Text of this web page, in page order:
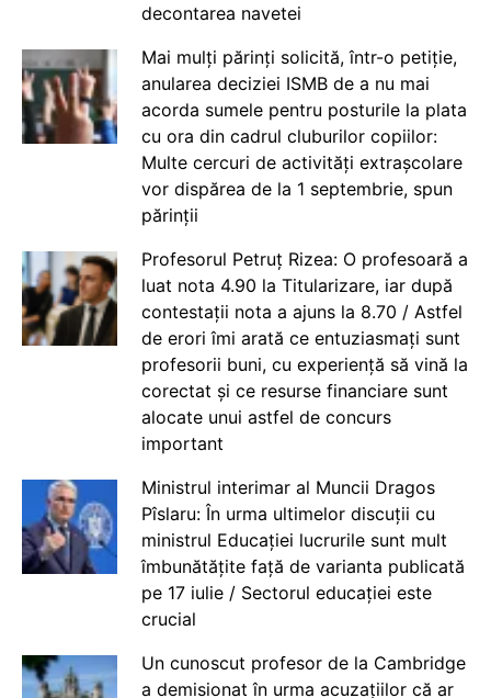
decontarea navetei
Mai mulți părinți solicită, într-o petiție,
anularea deciziei ISMB de a nu mai
acorda sumele pentru posturile la plata
cu ora din cadrul cluburilor copiilor:
Multe cercuri de activități extrașcolare
vor dispărea de la 1 septembrie, spun
părinții
Profesorul Petruț Rizea: O profesoară a
luat nota 4.90 la Titularizare, iar după
contestații nota a ajuns la 8.70 / Astfel
de erori îmi arată ce entuziasmați sunt
profesorii buni, cu experiență să vină la
corectat și ce resurse financiare sunt
alocate unui astfel de concurs
important
Ministrul interimar al Muncii Dragos
Pîslaru: În urma ultimelor discuții cu
ministrul Educației lucrurile sunt mult
îmbunătățite față de varianta publicată
pe 17 iulie / Sectorul educației este
crucial
Un cunoscut profesor de la Cambridge
a demisionat în urma acuzațiilor că ar